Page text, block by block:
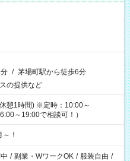
/ 茅場町駅から徒歩6分
の提供など
憩1時間) ※定時：10:00～
～19:00で相談可！）
！
/ 副業・WワークOK / 服装自由 /